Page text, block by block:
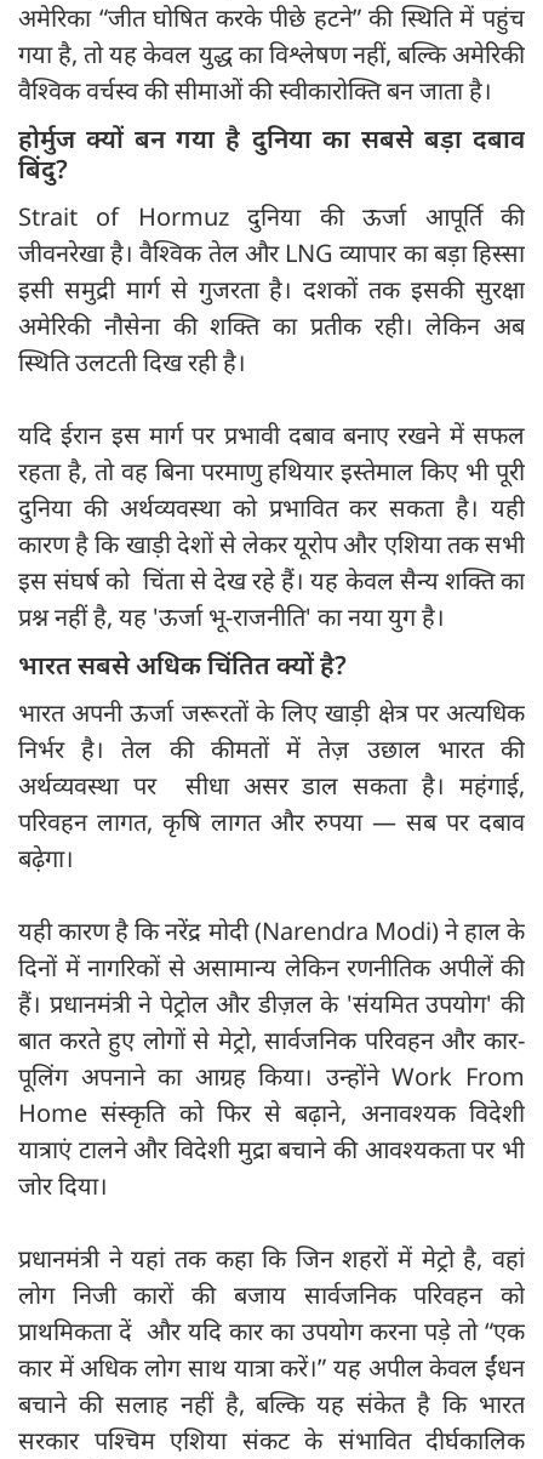
अमेरिका “जीत घोषित करके पीछे हटने” की स्थिति में पहुंच
गया है, तो यह केवल युद्ध का विश्लेषण नहीं, बल्कि अमेरिकी
वैश्विक वर्चस्व की सीमाओं की स्वीकारोक्ति बन जाता है।
होर्मुज क्यों बन गया है दुनिया का सबसे बड़ा दबाव
बिंदु?
Strait of Hormuz दुनिया की ऊर्जा आपूर्ति की
जीवनरेखा है। वैश्विक तेल और LNG व्यापार का बड़ा हिस्सा
इसी समुद्री मार्ग से गुजरता है। दशकों तक इसकी सुरक्षा
अमेरिकी नौसेना की शक्ति का प्रतीक रही। लेकिन अब
स्थिति उलटती दिख रही है।
यदि ईरान इस मार्ग पर प्रभावी दबाव बनाए रखने में सफल
रहता है, तो वह बिना परमाणु हथियार इस्तेमाल किए भी पूरी
दुनिया की अर्थव्यवस्था को प्रभावित कर सकता है। यही
कारण है कि खाड़ी देशों से लेकर यूरोप और एशिया तक सभी
इस संघर्ष को चिंता से देख रहे हैं। यह केवल सैन्य शक्ति का
प्रश्न नहीं है, यह 'ऊर्जा भू-राजनीति' का नया युग है।
भारत सबसे अधिक चिंतित क्यों है?
भारत अपनी ऊर्जा जरूरतों के लिए खाड़ी क्षेत्र पर अत्यधिक
निर्भर है। तेल की कीमतों में तेज़ उछाल भारत की
अर्थव्यवस्था पर सीधा असर डाल सकता है। महंगाई,
परिवहन लागत, कृषि लागत और रुपया — सब पर दबाव
बढ़ेगा।
यही कारण है कि नरेंद्र मोदी (Narendra Modi) ने हाल के
दिनों में नागरिकों से असामान्य लेकिन रणनीतिक अपीलें की
हैं। प्रधानमंत्री ने पेट्रोल और डीज़ल के 'संयमित उपयोग' की
बात करते हुए लोगों से मेट्रो, सार्वजनिक परिवहन और कार-
पूलिंग अपनाने का आग्रह किया। उन्होंने Work From
Home संस्कृति को फिर से बढ़ाने, अनावश्यक विदेशी
यात्राएं टालने और विदेशी मुद्रा बचाने की आवश्यकता पर भी
जोर दिया।
प्रधानमंत्री ने यहां तक कहा कि जिन शहरों में मेट्रो है, वहां
लोग निजी कारों की बजाय सार्वजनिक परिवहन को
प्राथमिकता दें और यदि कार का उपयोग करना पड़े तो “एक
कार में अधिक लोग साथ यात्रा करें।” यह अपील केवल ईंधन
बचाने की सलाह नहीं है, बल्कि यह संकेत है कि भारत
सरकार पश्चिम एशिया संकट के संभावित दीर्घकालिक